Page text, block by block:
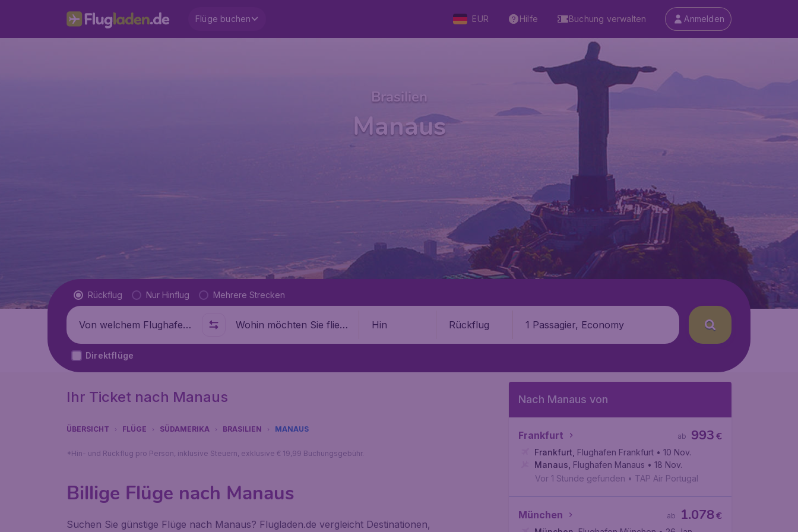
Flüge buchen EUR Hilfe Buchung verwalten Anmelden
Brasilien
Manaus
Flugtyp
Rückflug Nur Hinflug Mehrere Strecken
Abflug von Wohin Hin Rückflug 1 Passagier, Economy
Direktflüge
Ihr Ticket nach Manaus
ÜBERSICHT FLÜGE SÜDAMERIKA BRASILIEN MANAUS
*Hin- und Rückflug pro Person, inklusive Steuern, exklusive € 19,99 Buchungsgebühr.
Billige Flüge nach Manaus
Suchen Sie günstige Flüge nach Manaus? Flugladen.de vergleicht Destinationen,
Nach Manaus von
Frankfurt €
993
ab
Frankfurt Flughafen Frankfurt • 10 Nov.
Manaus Flughafen Manaus • 18 Nov.
Vor 1 Stunde gefunden • TAP Air Portugal
München €
1.078
ab